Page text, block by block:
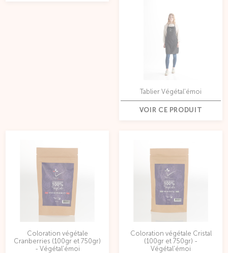
Tablier Végétal'émoi
VOIR CE PRODUIT
Coloration végétale
Cranberries (100gr et 750gr)
- Végétal'émoi
Coloration végétale Cristal
(100gr et 750gr) -
Végétal'émoi